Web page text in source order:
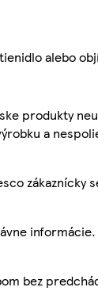
alebo
produkty
a
zákaznícky
bez